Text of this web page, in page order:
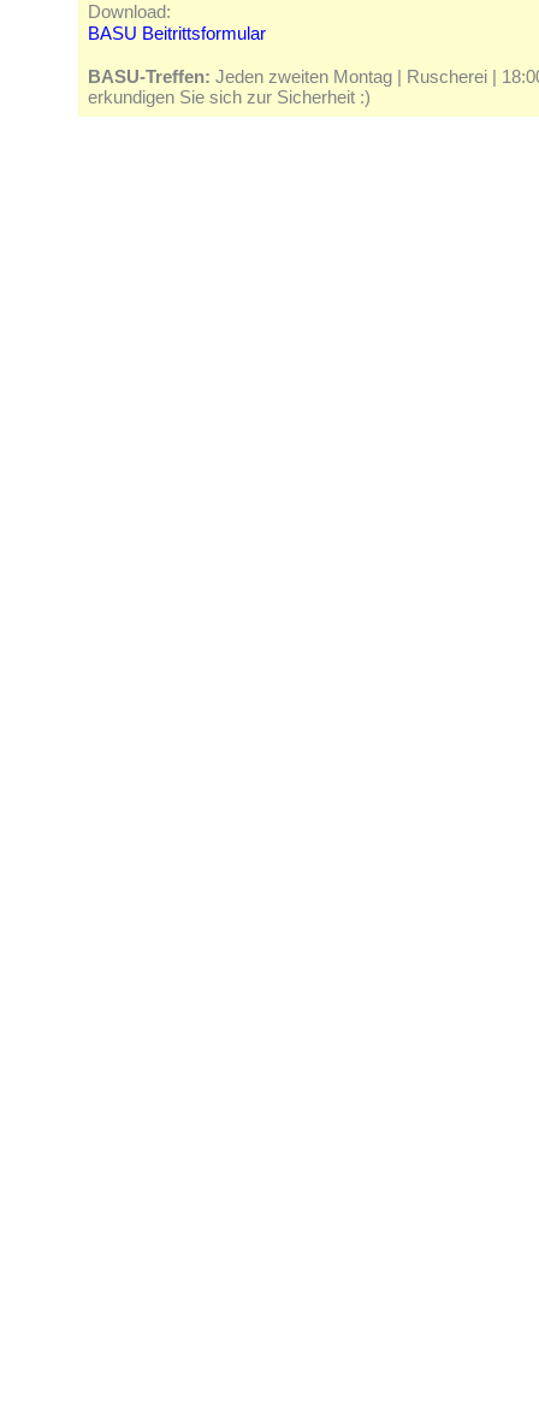
Download:
BASU Beitrittsformular
BASU-Treffen: Jeden zweiten Montag | Ruscherei |
erkundigen Sie sich zur Sicherheit :)